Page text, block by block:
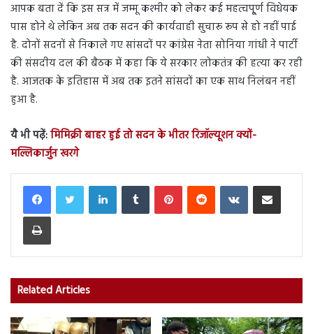
आपक बता दें कि इस सत्र में जम्मू कश्मीर को लेकर कई महत्वपू्र्ण विधेयक
पास होने थे लेकिन अब तक सदन की कार्यवाही सुचारू रूप से हो नहीं पाई
है. दोनों सदनों से निकाले गए सांसदों पर कांग्रेस नेता सोनिया गांधी ने पार्टी
की संसदीय दल की बैठक में कहा कि ये सरकार लोकतंत्र की हत्या कर रही
है. आजतक के इतिहास में अब तक इतने सांसदों का एक साथ निलंबन नहीं
हुआ है.
यै भी पढ़ें:मिमिक्री बाहर हुई तो सदन के भीतर रिजॉल्यूशन क्यों-
मल्लिकार्जुन खरगे
LinkedInTumblr PinterestReddit VKontakteShare via Email
Print
Related Articles